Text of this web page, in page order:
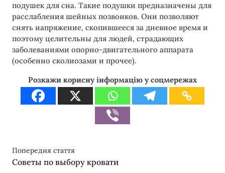
подушек для сна. Такие подушки предназначены для
расслабления шейных позвонков. Они позволяют
снять напряжение, скопившееся за дневное время и
поэтому целительны для людей, страдающих
заболеваниями опорно-двигательного аппарата
(особенно сколиозами и прочее).
Розкажи корисну інформацію у соцмережах
Попередня стаття
Советы по выбору кровати